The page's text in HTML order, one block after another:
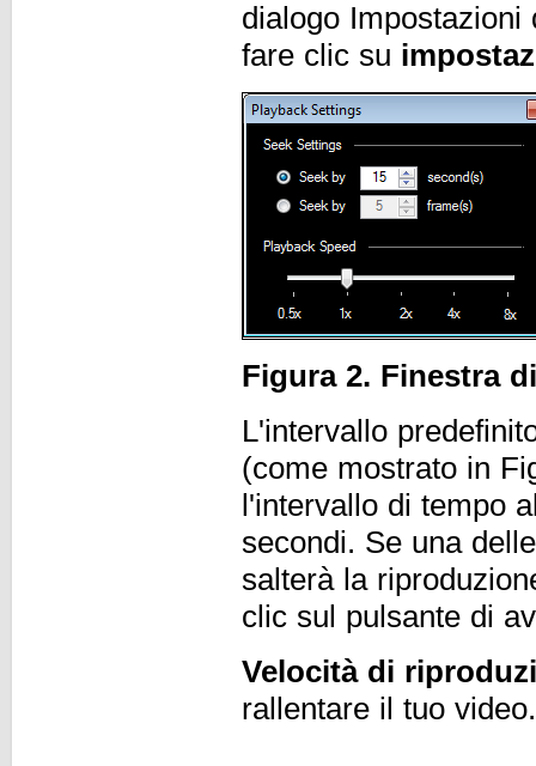
dialogo
fare clic su
Figura 2. Finestra
L'intervallo
(come mostrato in
l'intervallo di tempo
secondi. Se una
salterà la
clic sul pulsante di
Velocità di
rallentare il tuo